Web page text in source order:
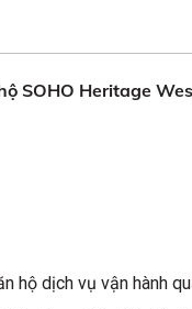
SOHO Heritage
hộ dịch vụ vận hành